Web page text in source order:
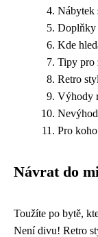
Nábytek
Doplňky
Kde
Tipy pro
Retro
Výhody
Pro
Návrat do
Toužíte po bytě,
Není divu! Retro